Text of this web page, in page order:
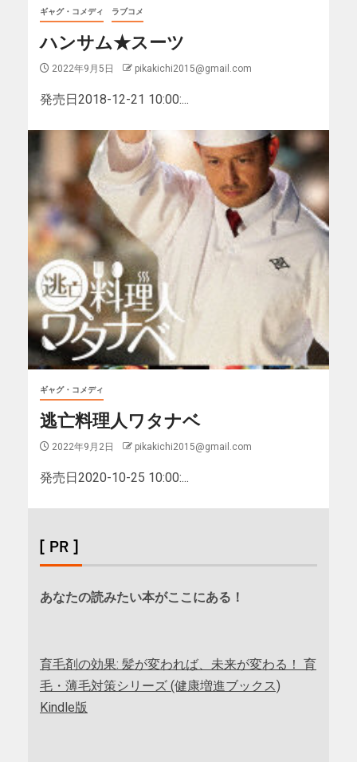
ギャグ・コメディ ラブコメ
ハンサム★スーツ
2022年9月5日 pikakichi2015@gmail.com
発売日2018-12-21 10:00:...
ギャグ・コメディ
逃亡料理人ワタナベ
2022年9月2日 pikakichi2015@gmail.com
発売日2020-10-25 10:00:...
[ PR ]
あなたの読みたい本がここにある！
育毛剤の効果: 髪が変われば、未来が変わる！ 育
毛・薄毛対策シリーズ (健康増進ブックス)
Kindle版